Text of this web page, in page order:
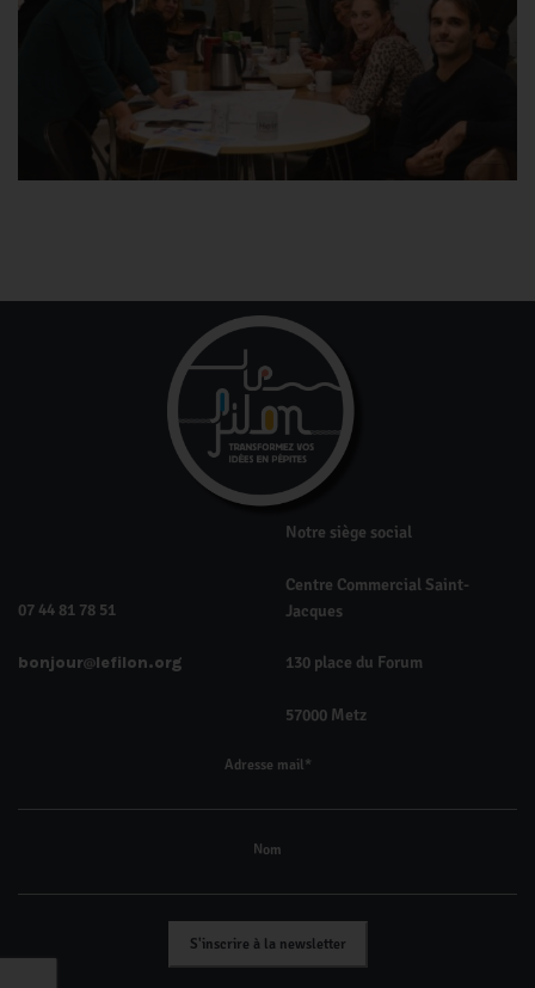
07 44 81 78 51
bonjour lefilon.org
Notre siège social
Centre Commercial Saint-
Jacques
130 place du Forum
57000 Metz
Adresse mail*
Nom
S'inscrire à la newsletter